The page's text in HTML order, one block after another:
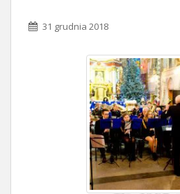
31 grudnia 2018